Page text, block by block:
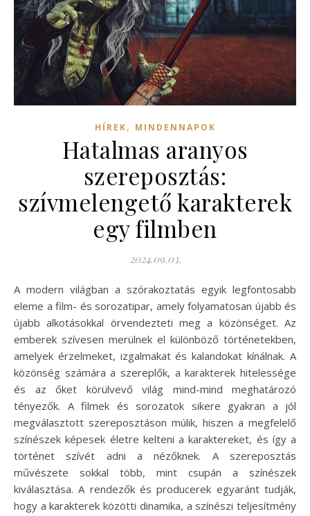
HÍREK, MINDENNAPOK
Hatalmas aranyos
szereposztás:
szívmelengető karakterek
egy filmben
2024.09.03.
A modern világban a szórakoztatás egyik legfontosabb
eleme a film- és sorozatipar, amely folyamatosan újabb és
újabb alkotásokkal örvendezteti meg a közönséget. Az
emberek szívesen merülnek el különböző történetekben,
amelyek érzelmeket, izgalmakat és kalandokat kínálnak. A
közönség számára a szereplők, a karakterek hitelessége
és az őket körülvevő világ mind-mind meghatározó
tényezők. A filmek és sorozatok sikere gyakran a jól
megválasztott szereposztáson múlik, hiszen a megfelelő
színészek képesek életre kelteni a karaktereket, és így a
történet szívét adni a nézőknek. A szereposztás
művészete sokkal több, mint csupán a színészek
kiválasztása. A rendezők és producerek egyaránt tudják,
hogy a karakterek közötti dinamika, a színészi teljesítmény